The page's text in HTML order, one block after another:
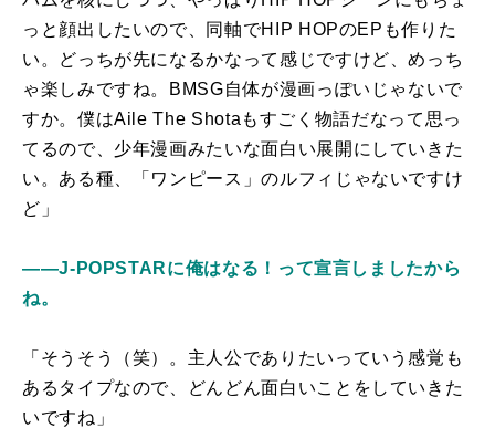
っと顔出したいので、同軸でHIP HOPのEPも作りた
い。どっちが先になるかなって感じですけど、めっち
ゃ楽しみですね。BMSG自体が漫画っぽいじゃないで
すか。僕はAile The Shotaもすごく物語だなって思っ
てるので、少年漫画みたいな面白い展開にしていきた
い。ある種、「ワンピース」のルフィじゃないですけ
ど」
――J-POPSTARに俺はなる！って宣言しましたから
ね。
「そうそう（笑）。主人公でありたいっていう感覚も
あるタイプなので、どんどん面白いことをしていきた
いですね」